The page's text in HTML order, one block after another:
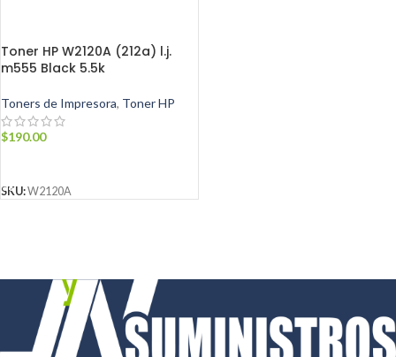
Toner HP W2120A (212a) l.j.
m555 Black 5.5k
Toners de Impresora, Toner HP
$190.00
SKU:W2120A